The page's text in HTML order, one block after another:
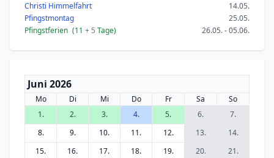
Christi Himmelfahrt
14.05.
Pfingstmontag
25.05.
Pfingstferien (11 + 5 Tage) 26.05. - 05.06.
Juni 2026
Mo Di Mi Do Fr Sa
So
1.
2. 3. 4. 5. 6.
7.
8.
9. 10. 11. 12. 13.
14.
15.
16. 17. 18. 19. 20. 21.